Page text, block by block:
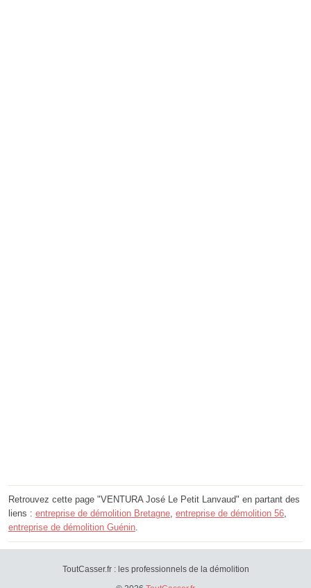
Retrouvez cette page "VENTURA José Le Petit Lanvaud" en partant des
liens : entreprise de démolition Bretagne entreprise de démolition 56
entreprise de démolition Guénin
ToutCasser.fr : les professionnels de la démolition